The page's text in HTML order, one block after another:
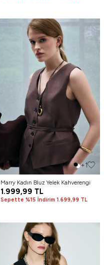
+1
Marry Kadın Bluz Yelek Kahverengi
1.999,99 TL
Sepette %15 İndirim 1.699,99 TL